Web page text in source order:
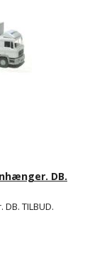
DB.
TILBUD.